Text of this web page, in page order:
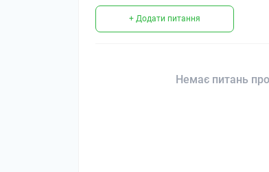
+ Додати питання
Немає питань